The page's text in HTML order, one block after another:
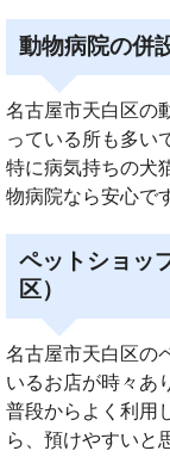
動物病院の併
名古屋市天白区の
っている所も多い
特に病気持ちの犬
物病院なら安心で
ペットショッ
区）
名古屋市天白区の
いるお店が時々あ
普段からよく利用
ら、預けやすいと